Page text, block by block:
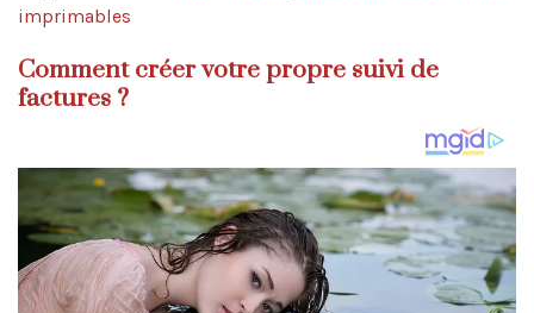
imprimables
Comment créer votre propre suivi de
factures ?